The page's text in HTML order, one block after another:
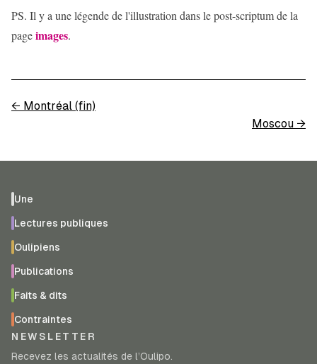
PS. Il y a une légende de l'illustration dans le post-scriptum de la
pageimages.
← Montréal (fin)
Moscou →
Une
Lectures publiques
Oulipiens
Publications
Faits & dits
Contraintes
NEWSLETTER
Recevez les actualités de l’Oulipo.